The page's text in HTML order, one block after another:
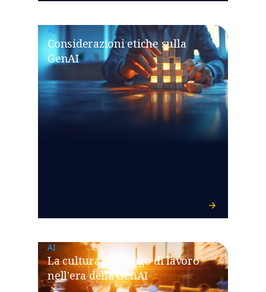
AI
Considerazioni etiche sulla
GenAI
AI
La cultura del luogo di lavoro
nell'era della GenAI